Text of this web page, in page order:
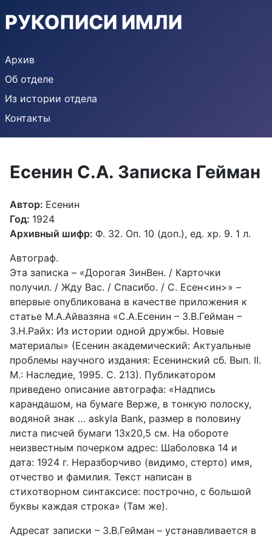
РУКОПИСИ ИМЛИ
Архив
Об отделе
Из истории отдела
Контакты
Есенин С.А. Записка Гейман
Автор: Есенин
Год: 1924
Архивный шифр: Ф. 32. Оп. 10 (доп.), ед. хр. 9. 1 л.
Автограф.
Эта записка – «Дорогая ЗинВен. / Карточки
получил. / Жду Вас. / Спасибо. / С. Есен<ин>» –
впервые опубликована в качестве приложения к
статье М.А.Айвазяна «С.А.Есенин – З.В.Гейман –
З.Н.Райх: Из истории одной дружбы. Новые
материалы» (Есенин академический: Актуальные
проблемы научного издания: Есенинский сб. Вып. II.
М.: Наследие, 1995. С. 213). Публикатором
приведено описание автографа: «Надпись
карандашом, на бумаге Верже, в тонкую полоску,
водяной знак … askyla Bank, размер в половину
листа писчей бумаги 13х20,5 см. На обороте
неизвестным почерком адрес: Шаболовка 14 и
дата: 1924 г. Неразборчиво (видимо, стерто) имя,
отчество и фамилия. Текст написан в
стихотворном синтаксисе: построчно, с большой
буквы каждая строка» (Там же).
Адресат записки – З.В.Гейман – устанавливается в